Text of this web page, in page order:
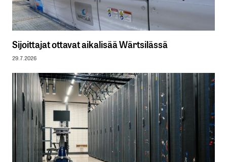
Sijoittajat ottavat aikalisää Wärtsilässä
29.7.2026